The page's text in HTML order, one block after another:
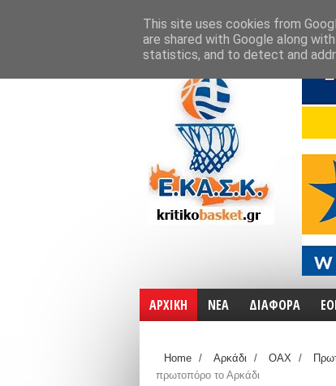
ΑΡΧΙΚΗ ΝΕΑ ΔΙΑΦΟΡΑ
Home / Αρκάδι / ΟΑΧ /
πρωτοπόρο το Αρκάδι
This site uses cookies from
are shared with Google along
statistics, and to detect and